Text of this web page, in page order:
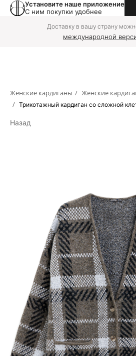
Установите наше приложение
С ним покупки удобнее
Доставку в вашу страну
международной
Женские кардиганы / Женские
/ Трикотажный кардиган со сложной
Назад